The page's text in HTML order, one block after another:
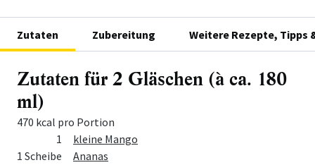
Zutaten Zubereitung Weitere Rezepte, Tipps
Zutaten für 2 Gläschen (à ca. 180
ml)
470 kcal pro Portion
Zutat
1
kleine Mango
1 Scheibe
Ananas